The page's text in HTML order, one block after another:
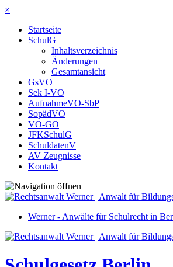
×
Startseite
SchulG
Inhaltsverzeichnis
Änderungen
Gesamtansicht
GsVO
Sek I-VO
AufnahmeVO-SbP
SopädVO
VO-GO
JFKSchulG
SchuldatenV
AV Zeugnisse
Kontakt
Werner - Anwälte für Schulrecht in